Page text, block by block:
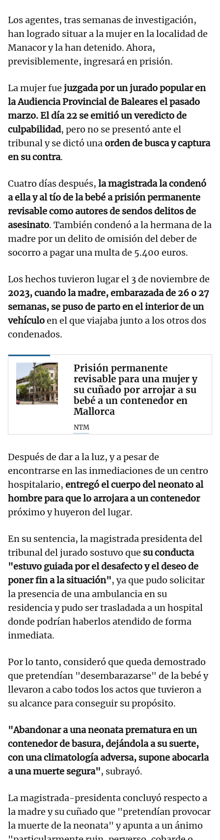
Los agentes, tras semanas de investigación,
han logrado situar a la mujer en la localidad de
Manacor y la han detenido. Ahora,
previsiblemente, ingresará en prisión.
La mujer fue juzgada por un jurado popular en
la Audiencia Provincial de Baleares el pasado
marzo. El día 22 se emitió un veredicto de
culpabilidad, pero no se presentó ante el
tribunal y se dictó unaorden de busca y captura
en su contra.
Cuatro días después, la magistrada la condenó
a ella y al tío de la bebé a prisión permanente
revisable como autores de sendos delitos de
asesinato. También condenó a la hermana de la
madre por un delito de omisión del deber de
socorro a pagar una multa de 5.400 euros.
Los hechos tuvieron lugar el 3 de noviembre de
2023, cuando la madre, embarazada de 26 o 27
semanas, se puso de parto en el interior de un
vehículoen el que viajaba junto a los otros dos
condenados.
Prisión permanente
revisable para una mujer y
su cuñado por arrojar a su
bebé a un contenedor en
Mallorca
NTM
Después de dar a la luz, y a pesar de
encontrarse en las inmediaciones de un centro
hospitalario, entregó el cuerpo del neonato al
hombre para que lo arrojara a un contenedor
próximo y huyeron del lugar.
En su sentencia, la magistrada presidenta del
tribunal del jurado sostuvo que su conducta
"estuvo guiada por el desafecto y el deseo de
poner fin a la situación", ya que pudo solicitar
la presencia de una ambulancia en su
residencia y pudo ser trasladada a un hospital
donde podrían haberlos atendido de forma
inmediata.
Por lo tanto, consideró que queda demostrado
que pretendían "desembarazarse" de la bebé y
llevaron a cabo todos los actos que tuvieron a
su alcance para conseguir su propósito.
"Abandonar a una neonata prematura en un
contenedor de basura, dejándola a su suerte,
con una climatología adversa, supone abocarla
a una muerte segura", subrayó.
La magistrada-presidenta concluyó respecto a
la madre y su cuñado que "pretendían provocar
la muerte de la neonata" y apunta a un ánimo